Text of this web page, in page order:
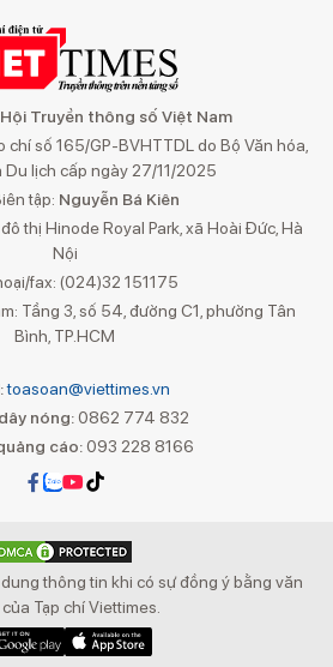
Truyền thông số Việt Nam
số 165/GP-BVHTTDL do Bộ Văn hóa,
Du lịch cấp ngày 27/11/2025
tập: Nguyễn Bá Kiên
thị Hinode Royal Park, xã Hoài Đức, Hà
Nội
fax: (024)32 151175
Tầng 3, số 54, đường C1, phường Tân
Bình, TP.HCM
toasoan@viettimes.vn
nóng: 0862 774 832
cáo:093 228 8166
thông tin khi có sự đồng ý bằng văn
Tạp chí Viettimes.